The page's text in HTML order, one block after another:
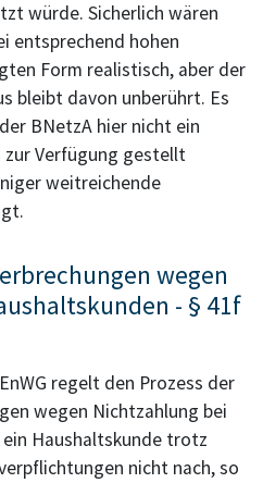
würde. Sicherlich wären
entsprechend hohen
Form realistisch, aber der
bleibt davon unberührt. Es
BNetzA hier nicht ein
zur Verfügung gestellt
weitreichende
wegen
- § 41f
regelt den Prozess der
wegen Nichtzahlung bei
Haushaltskunde trotz
nicht nach, so